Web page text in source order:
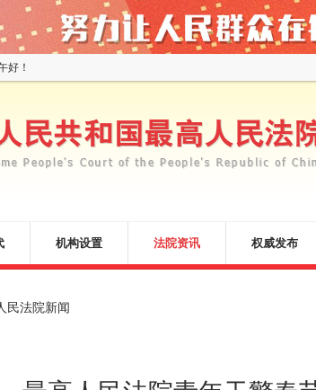
好！
机构设置 法院资讯 权威发布
民法院新闻